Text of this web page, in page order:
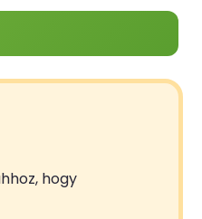
hogy